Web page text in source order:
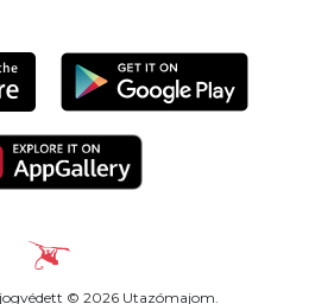
© 2026 Utazómajom.